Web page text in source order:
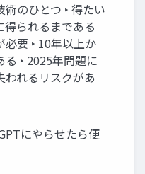
のひとつ ‣ 得たい
られるまである
要 ‣ 10年以上か
‣ 2025年問題に
われるリスクがあ
にやらせたら便